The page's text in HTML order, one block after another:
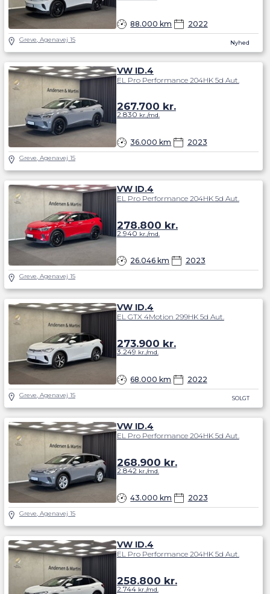
Nyhed
88.000 km 2022
Greve, Agenavej 15
VW ID.4
EL Pro Performance 204HK 5d Aut.
36.000 km 2023
267.700 kr.
2.830 kr./md.
Greve, Agenavej 15
VW ID.4
EL Pro Performance 204HK 5d Aut.
26.046 km 2023
278.800 kr.
2.940 kr./md.
Greve, Agenavej 15
SOLGT
VW ID.4
EL GTX 4Motion 299HK 5d Aut.
68.000 km 2022
273.900 kr.
3.249 kr./md.
Greve, Agenavej 15
VW ID.4
EL Pro Performance 204HK 5d Aut.
43.000 km 2023
268.900 kr.
2.842 kr./md.
Greve, Agenavej 15
VW ID.4
EL Pro Performance 204HK 5d Aut.
258.800 kr.
2.744kr./md.